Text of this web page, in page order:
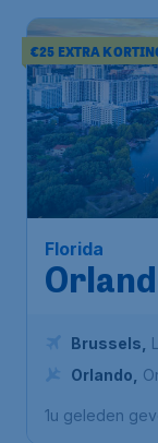
€25 EXTRA
Florida
Brussels
Orlando
1u geleden